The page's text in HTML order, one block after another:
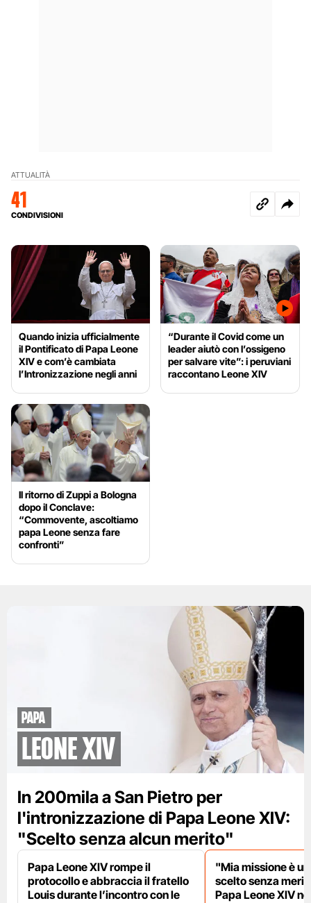
ATTUALITÀ
41
CONDIVISIONI
Quando inizia ufficialmente
il Pontificato di Papa Leone
XIV e com’è cambiata
l’Intronizzazione negli anni
“Durante il Covid come un
leader aiutò con l’ossigeno
per salvare vite”: i peruviani
raccontano Leone XIV
Il ritorno di Zuppi a Bologna
dopo il Conclave:
“Commovente, ascoltiamo
papa Leone senza fare
confronti”
papa
leone XIV
In 200mila a San Pietro per
l'intronizzazione di Papa Leone XIV:
"Scelto senza alcun merito"
Papa Leone XIV rompe il
protocollo e abbraccia il fratello
Louis durante l’incontro con le
"Mia missione è
scelto senza
Papa Leone XIV